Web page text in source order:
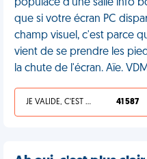
populace d'une salle info
que si votre écran PC
champ visuel, c'est parce
vient de se prendre les
la chute de l'écran. Aïe. VDM
JE VALIDE, C'EST UNE VDM 41 587